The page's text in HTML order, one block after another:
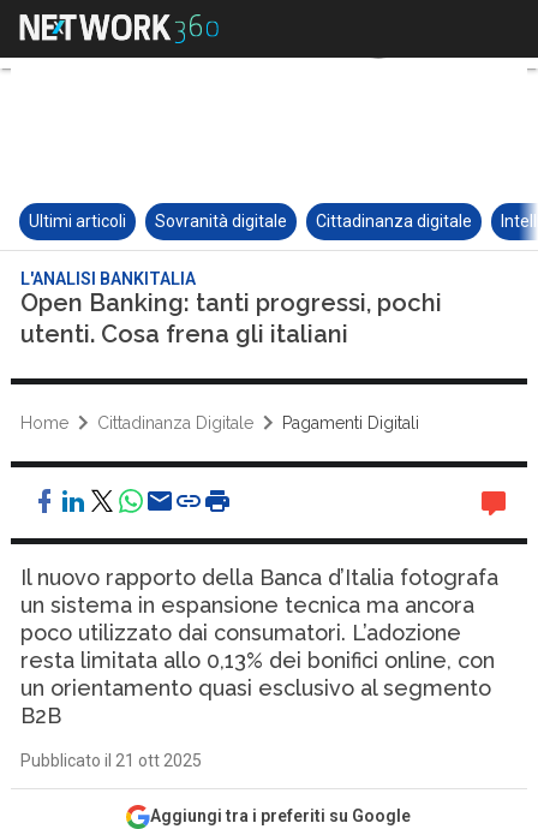
Ultimi articoli Sovranità digitale Cittadinanza digitale
L'ANALISI BANKITALIA
Open Banking: tanti progressi, pochi
utenti. Cosa frena gli italiani
Home Cittadinanza Digitale Pagamenti Digitali
Il nuovo rapporto della Banca d’Italia fotografa
un sistema in espansione tecnica ma ancora
poco utilizzato dai consumatori. L’adozione
resta limitata allo 0,13% dei bonifici online, con
un orientamento quasi esclusivo al segmento
B2B
Pubblicato il 21 ott 2025
Aggiungi tra i preferiti su Google